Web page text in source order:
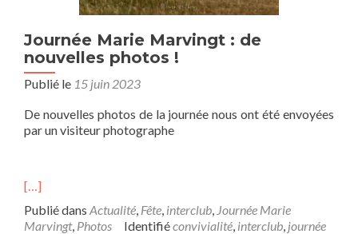
Journée Marie Marvingt : de
nouvelles photos !
Publié le 15 juin 2023
De nouvelles photos de la journée nous ont été envoyées
par un visiteur photographe
[…]
Publié dans Actualité, Fête, interclub, Journée Marie
Marvingt, Photos Identifiéconvivialité, interclub, journée